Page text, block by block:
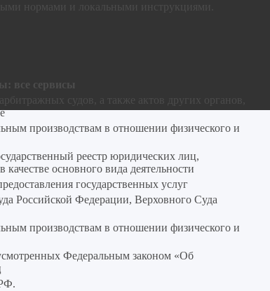
нормами и локальными инструкциями.
все сервисы
судов, а также актов других органов,
производствам в отношении физического и
реестр юридических лиц,
основного вида деятельности
государственных услуг
Российской Федерации, Верховного Суда
производствам в отношении физического и
Федеральным законом «Об